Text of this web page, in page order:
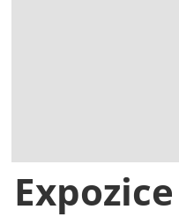
Expozice